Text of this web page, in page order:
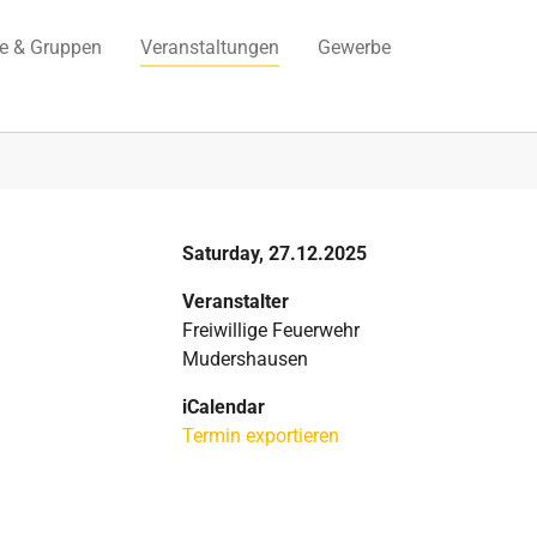
& Gruppen Veranstaltungen Gewerbe
Saturday, 27.12.2025
Veranstalter
Freiwillige Feuerwehr
Mudershausen
iCalendar
Termin exportieren